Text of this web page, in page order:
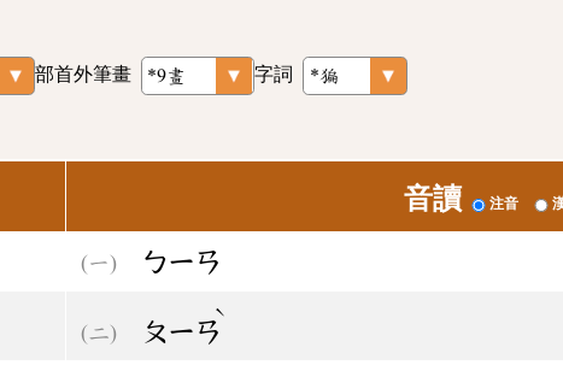
部首外筆畫 字詞
音讀 注音
ㄅㄧㄢ
ㄆㄧㄢ
ˋ